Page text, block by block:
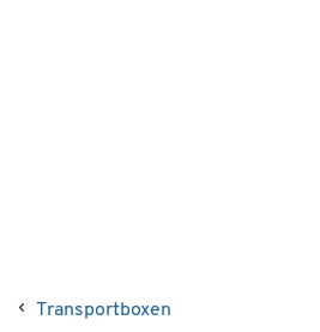
Transportboxen